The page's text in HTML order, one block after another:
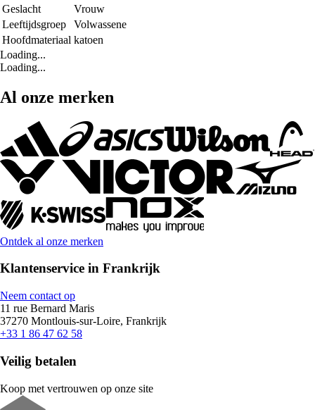
Geslacht
Vrouw
Leeftijdsgroep
Volwassene
Hoofdmateriaal katoen
Loading...
Loading...
Al onze merken
Ontdek al onze merken
Klantenservice in Frankrijk
Neem contact op
11 rue Bernard Maris
37270 Montlouis-sur-Loire, Frankrijk
+33 1 86 47 62 58
Veilig betalen
Koop met vertrouwen op onze site